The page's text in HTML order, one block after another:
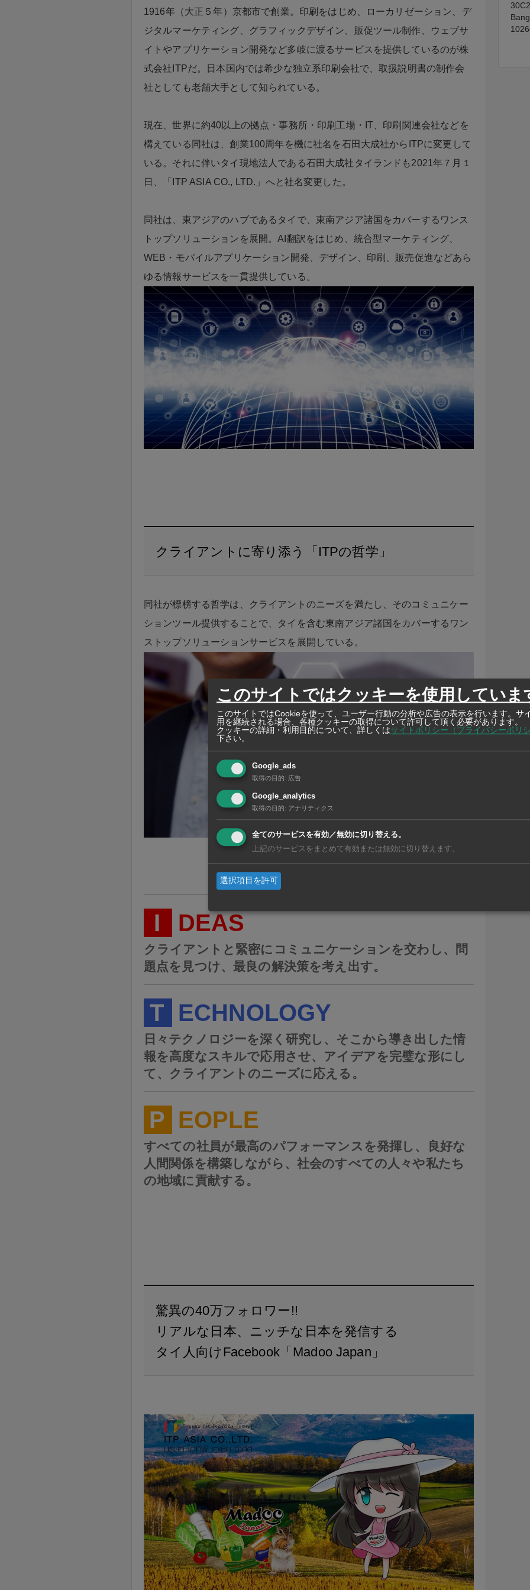
1916年（大正５年）京都市で創業。印刷をはじめ、ローカリゼーション、デ
ジタルマーケティング、グラフィックデザイン、販促ツール制作、ウェブサ
イトやアプリケーション開発など多岐に渡るサービスを提供しているのが株
式会社ITPだ。日本国内では希少な独立系印刷会社で、取扱説明書の制作会
社としても老舗大手として知られている。
現在、世界に約40以上の拠点・事務所・印刷工場・IT、印刷関連会社などを
構えている同社は、創業100周年を機に社名を石田大成社からITPに変更して
いる。それに伴いタイ現地法人である石田大成社タイランドも2021年７月１
日、「ITP ASIA CO., LTD.」へと社名変更した。
同社は、東アジアのハブであるタイで、東南アジア諸国をカバーするワンス
トップソリューションを展開。AI翻訳をはじめ、統合型マーケティング、
WEB・モバイルアプリケーション開発、デザイン、印刷、販売促進などあら
ゆる情報サービスを一貫提供している。
クライアントに寄り添う「ITPの哲学」
同社が標榜する哲学は、クライアントのニーズを満たし、そのコミュニケー
ションツール提供することで、タイを含む東南アジア諸国をカバーするワン
ストップソリューションサービスを展開している。
I DEAS
クライアントと緊密にコミュニケーションを交わし、問
題点を見つけ、最良の解決策を考え出す。
T ECHNOLOGY
日々テクノロジーを深く研究し、そこから導き出した情
報を高度なスキルで応用させ、アイデアを完璧な形にし
て、クライアントのニーズに応える。
P EOPLE
すべての社員が最高のパフォーマンスを発揮し、良好な
人間関係を構築しながら、社会のすべての人々や私たち
の地域に貢献する。
驚異の40万フォロワー!!
リアルな日本、ニッチな日本を発信する
タイ人向けFacebook「Madoo Japan」
このサイトではクッキーを使用していま
このサイトではCookieを使って、ユーザー行動の分析や広告の表示を行います。サ
用を継続される場合、各種クッキーの取得について許可して頂く必要があります。
クッキーの詳細・利用目的について、詳しくはサイトポリシー（プライバシーポリシ
下さい。
Google_ads
取得の目的: 広告
Google_analytics
取得の目的: アナリティクス
全てのサービスを有効／無効に切り替える。
上記のサービスをまとめて有効または無効に切り替えます。
選択項目を許可